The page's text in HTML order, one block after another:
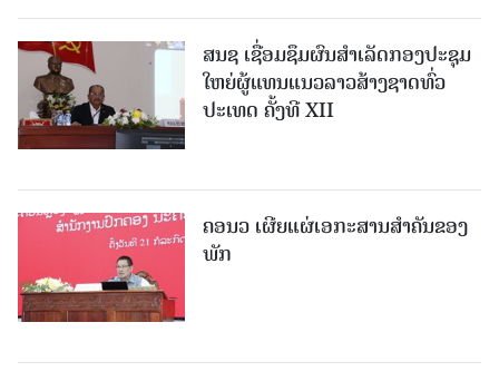
ສນຊ ເຊື່ອມຊຶມຜົນສໍາເລັດກອງປະຊຸມ
ໃຫຍ່ຜູ້ແທນແນວລາວສ້າງຊາດທົ່ວ
ປະເທດ ຄັ້ງທີ XII
ຄອນວ ເຜີຍແຜ່ເອກະສານສໍາຄັນຂອງ
ພັກ